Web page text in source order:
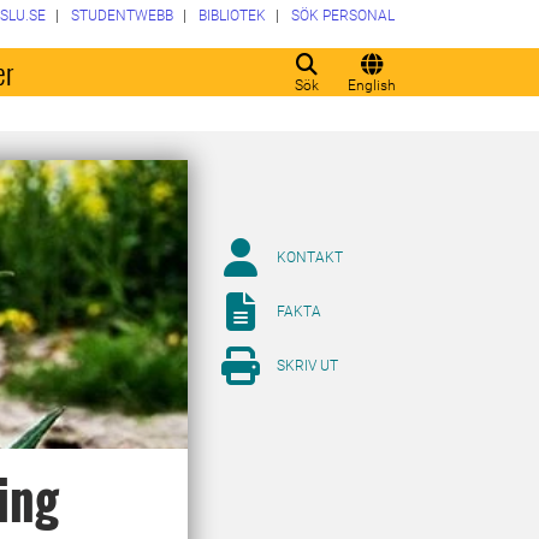
Sök English
SLU.SE STUDENTWEBB BIBLIOTEK SÖK PERSONAL
KONTAKT
FAKTA
SKRIV UT